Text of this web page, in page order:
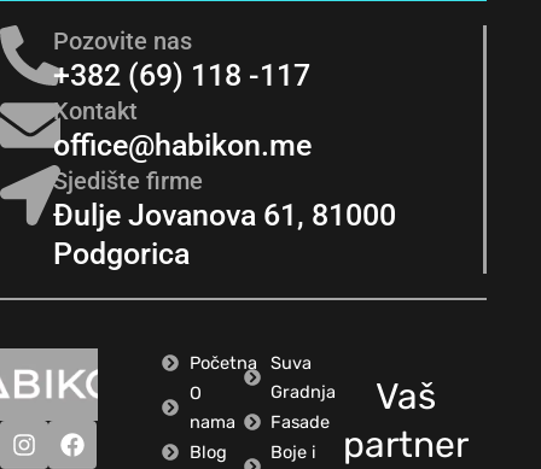
Pozovite nas
+382 (69) 118 -117
Kontakt
office@habikon.me
Sjedište firme
Đulje Jovanova 61, 81000
Podgorica
Početna
O
nama
Blog
Suva
Gradnja
Fasade
Boje i
Vaš
partner